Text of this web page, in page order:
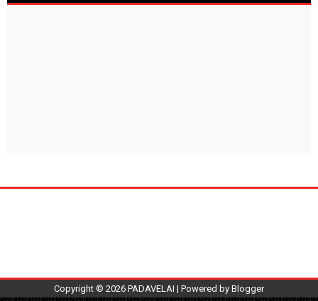
Copyright © 2026 PADAVELAI | Powered by Blogger